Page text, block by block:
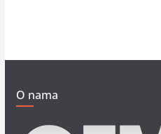
O nama